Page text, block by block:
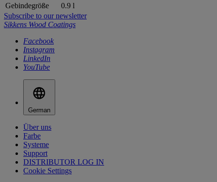
Gebindegröße
0.9 l
Subscribe to our newsletter
Sikkens Wood Coatings
Facebook
Instagram
LinkedIn
YouTube
German
Über uns
Farbe
Systeme
Support
DISTRIBUTOR LOG IN
Cookie Settings